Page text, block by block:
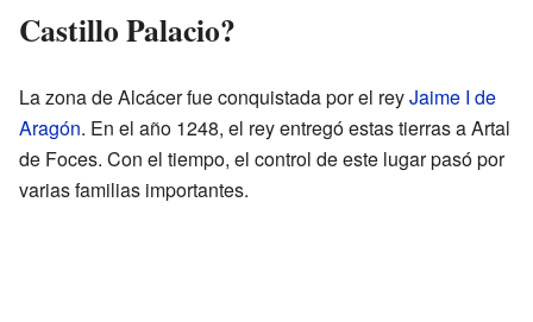
Castillo Palacio?
La zona de Alcácer fue conquistada por el reyJaime I de
Aragón. En el año 1248, el rey entregó estas tierras a Artal
de Foces. Con el tiempo, el control de este lugar pasó por
varias familias importantes.